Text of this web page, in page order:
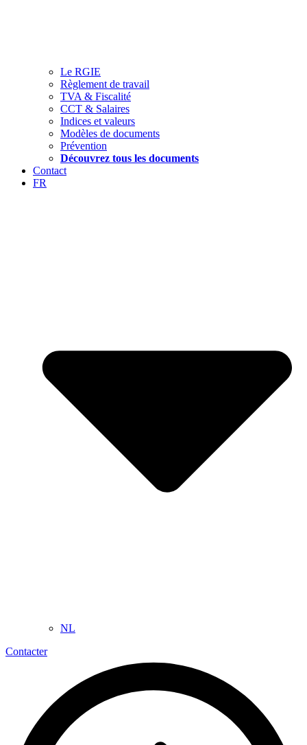
Le RGIE
Règlement de travail
TVA & Fiscalité
CCT & Salaires
Indices et valeurs
Modèles de documents
Prévention
Découvrez tous les documents
Contact
FR
NL
Contacter